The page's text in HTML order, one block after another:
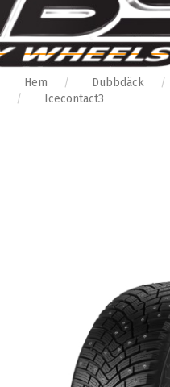
Hem Dubbdäck
Icecontact3